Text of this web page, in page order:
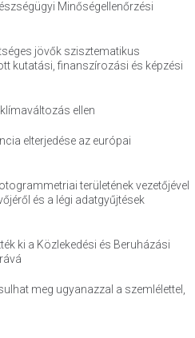
Minőségellenőrzési
jövők szisztematikus
kutatási, finanszírozási és képzési
ellen
elterjedése az európai
területének vezetőjével
és a légi adatgyűjtések
ki a Közlekedési és Beruházási
meg ugyanazzal a szemlélettel,